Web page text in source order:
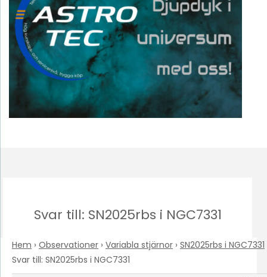
Svar till: SN2025rbs i NGC7331
Hem › Observationer › Variabla stjärnor › SN2025rbs i NGC7331
Svar till: SN2025rbs i NGC7331